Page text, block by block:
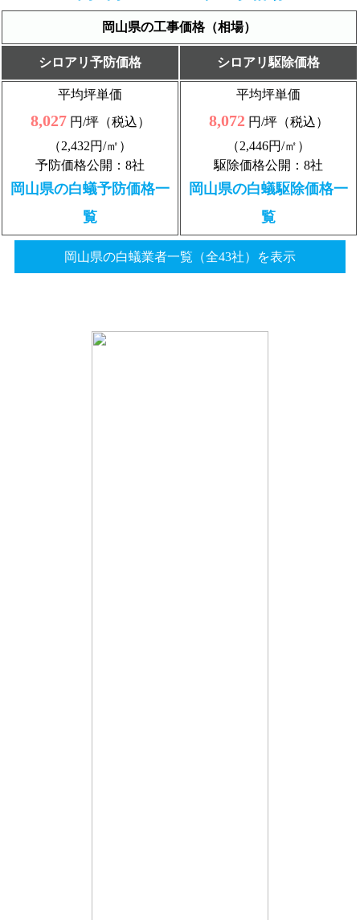
岡山県の工事価格（相場）
シロアリ予防価格 シロアリ駆除価格
平均坪単価
8,027円/坪（税込）
（2,432円/㎡）
予防価格公開：8社
岡山県の白蟻予防価格一
覧
平均坪単価
8,072 円/坪（税込）
（2,446円/㎡）
駆除価格公開：8社
岡山県の白蟻駆除価格一
覧
岡山県の白蟻業者一覧（全43社）を表示